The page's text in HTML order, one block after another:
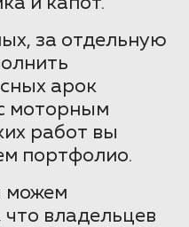
за отдельную
арок
моторным
работ вы
портфолио.
можем
что владельцев